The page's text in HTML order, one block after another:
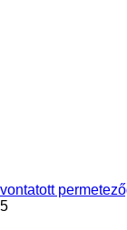
vontatott
5